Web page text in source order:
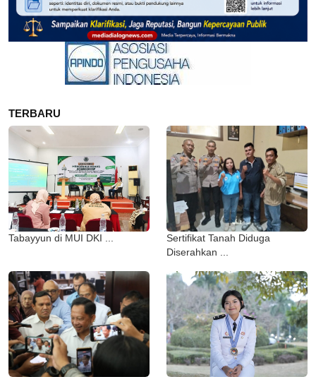
TERBARU
Tabayyun di MUI DKI ...
Sertifikat Tanah Diduga
Diserahkan ...